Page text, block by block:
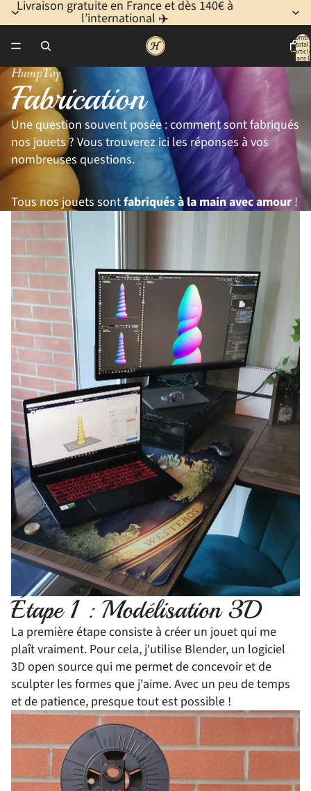
Livraison gratuite en France et dès 140€ à
l’international ✈️
total
dans
panier:
HumpToy
Fabrication
Une question souvent posée : comment sont fabriqués
nos jouets ? Vous trouverez ici les réponses à vos
nombreuses questions.
Tous nos jouets sontfabriqués à la main avec amour !
Étape 1 : Modélisation 3D
La première étape consiste à créer un jouet qui me
plaît vraiment. Pour cela, j'utilise Blender, un logiciel
3D open source qui me permet de concevoir et de
sculpter les formes que j'aime. Avec un peu de temps
et de patience, presque tout est possible !